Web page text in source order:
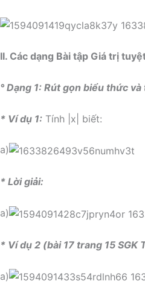
II. Các dạng Bài tập Giá trị
° Dạng 1: Rút gọn biểu thức
* Ví dụ 1: Tính |x| biết:
a)
* Lời giải:
a)
* Ví dụ 2 (bài 17 trang 15 SGK
a)